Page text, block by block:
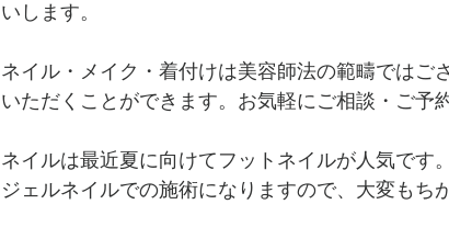
いします。
ネイル・メイク・着付けは美容師法の範疇ではご
いただくことができます。お気軽にご相談・ご予
ネイルは最近夏に向けてフットネイルが人気です。
ジェルネイルでの施術になりますので、大変もち